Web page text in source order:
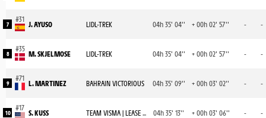
7 J. AYUSO LIDL-TREK 04h 35' 04'' + 00h 02' 57'' - -
8 M. SKJELMOSE LIDL-TREK 04h 35' 04'' + 00h 02' 57'' - -
9 L. MARTINEZ BAHRAIN VICTORIOUS 04h 35' 09'' + 00h 03' 02'' - -
10 S. KUSS TEAM VISMA | LEASE A BIKE 04h 35' 13'' + 00h 03' 06'' - -